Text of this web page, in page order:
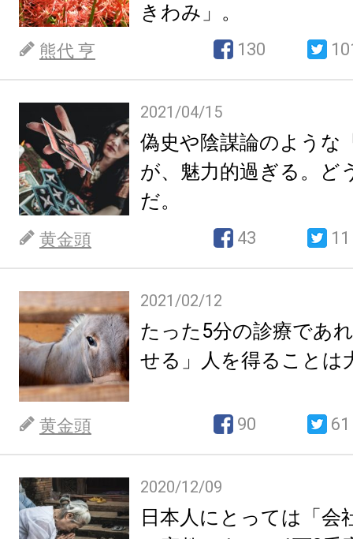
きわみ」。
熊代 亨 130
2021/04/15
偽史や陰謀論のような
が、魅力的過ぎる。ど
だ。
黄金頭 43 11
2021/02/12
たった5分の診療であ
せる」人を得ることは
黄金頭 90 61
2020/12/09
日本人にとっては「会